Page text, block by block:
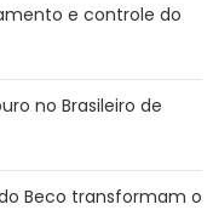
e controle do
no Brasileiro de
Beco transformam o